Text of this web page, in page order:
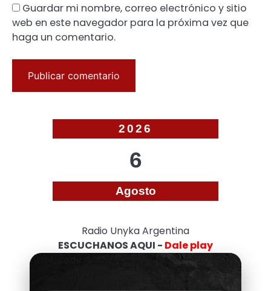
Guardar mi nombre, correo electrónico y sitio
web en este navegador para la próxima vez que
haga un comentario.
2026
6
Agosto
Radio Unyka Argentina
ESCUCHANOS AQUI - Dale play